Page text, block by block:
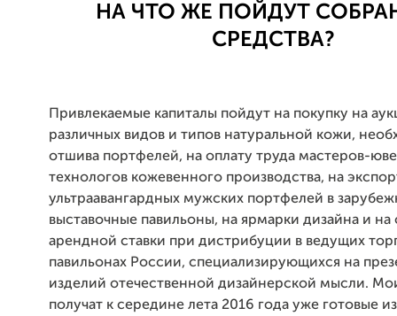
НА ЧТО ЖЕ ПОЙДУТ
СРЕДСТВА?
Привлекаемые капиталы пойдут на покупку на
различных видов и типов натуральной кожи,
отшива портфелей, на оплату труда мастеров-
технологов кожевенного производства, на
ультраавангардных мужских портфелей в
выставочные павильоны, на ярмарки дизайна и на
арендной ставки при дистрибуции в ведущих
павильонах России, специализирующихся на
изделий отечественной дизайнерской мысли.
получат к середине лета 2016 года уже готовые